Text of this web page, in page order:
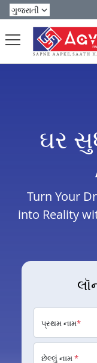
ઘર
Turn Your
into Reality
પ્રથમ નામ*
છેલ્લું નામ*